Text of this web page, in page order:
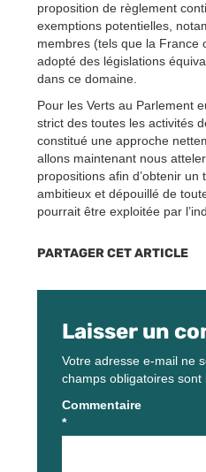
proposition de règlement
exemptions potentielles,
membres (tels que la France
adopté des législations
dans ce domaine.
Pour les Verts au Parlement
strict des toutes les activités
constitué une approche
allons maintenant nous
propositions afin d’obtenir
ambitieux et dépouillé de
pourrait être exploitée par
PARTAGER CET ARTICLE
Laisser un
Votre adresse e-mail ne
champs obligatoires sont
Commentaire
*